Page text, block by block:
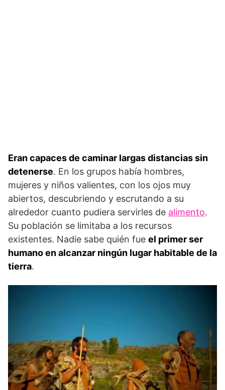
Eran capaces de caminar largas distancias sin
detenerse. En los grupos había hombres,
mujeres y niños valientes, con los ojos muy
abiertos, descubriendo y escrutando a su
alrededor cuanto pudiera servirles de alimento.
Su población se limitaba a los recursos
existentes. Nadie sabe quién fue el primer ser
humano en alcanzar ningún lugar habitable de la
tierra.